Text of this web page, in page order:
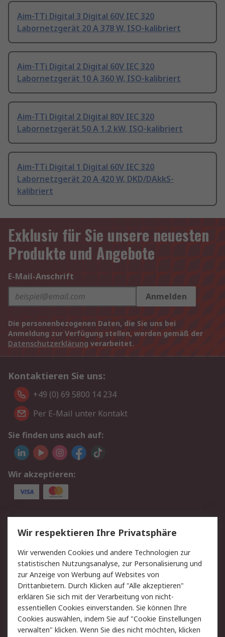
Aim-TTi Digital 3 Digital 60V IEC 320
Labornetzgerät 20 A 378 W, ISO-kalibriert
Aim-TTi Digital 2 Digital 60V IEC 320
Labornetzgerät 10 A 360 W, ISO-kalibriert
Aim-TTi Digital 2 Digital 80V IEC 320
Labornetzgerät 50 A 1.2 kW, ISO-kalibriert
Aim-TTi Digital 1 Digital 60V IEC 320
Labornetzgerät 20 A 420 W, DKD/DAkkS-
kalibriert
Exklusiv für Sie unsere neuesten
Produkte und Angebote
E-Mail-Anschrift
Anmelden
Die personenbezogenen Daten, die Sie uns bei
Anmeldung zur Verfügung stellen, werden gemäß der
Datenschutzerklärung verarbeitet.
Kontaktieren Sie uns:
+49 (0) 69 5800 14 234
Per E-Mail unter Kontakt
Sie finden uns auch auf:
Wir akzeptieren:
Service
Value Added Services
Lieferlösungen
Rücksendungen
Kontakt
Hilfe
Privatkunden
Rechtliches
AGB
Datenschutz
Cookie-Richtlinie
Zahlungsbedingungen
Wir respektieren Ihre Privatsphäre
Wir verwenden Cookies und andere Technologien zur
statistischen Nutzungsanalyse, zur Personalisierung und
zur Anzeige von Werbung auf Websites von
Drittanbietern. Durch Klicken auf "Alle akzeptieren"
erklären Sie sich mit der Verarbeitung von nicht-
essentiellen Cookies einverstanden. Sie können Ihre
Cookies auswählen, indem Sie auf "Cookie Einstellungen
verwalten" klicken. Wenn Sie dies nicht möchten, klicken